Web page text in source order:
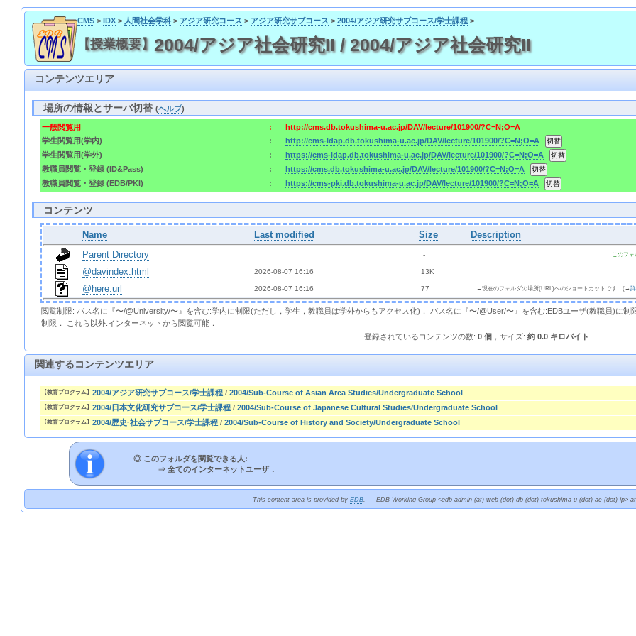
CMS> IDX> 人間社会学科> アジア研究コース > アジア研究サブコース > 2004/アジア研究サブコース/学士課程>
【授業概要】 2004/アジア社会研究II / 2004/アジア社会研究II
コンテンツエリア
場所の情報とサーバ切替(ヘルプ)
一般閲覧用 :
http://cms.db.tokushima-u.ac.jp/DAV/lecture/101900/?C=N;O=A
学生閲覧用(学内)
:
http://cms-ldap.db.tokushima-u.ac.jp/DAV/lecture/101900/?C=N;O=A
学生閲覧用(学外)
:
https://cms-ldap.db.tokushima-u.ac.jp/DAV/lecture/101900/?C=N;O=A
教職員閲覧・登録 (ID&Pass)
:
https://cms.db.tokushima-u.ac.jp/DAV/lecture/101900/?C=N;O=A
教職員閲覧・登録 (EDB/PKI)
: https://cms-pki.db.tokushima-u.ac.jp/DAV/lecture/101900/?C=N;O=A
コンテンツ
Name Last modified Size
Description
Parent Directory
  -
このフ
@davindex.html 2026-08-07 16:16 13K
@here.url 2026-08-07 16:16 77 ←現在のフォルダの場所(URL)へのショートカットです．(→
閲覧制限: パス名に『〜/@University/〜』を含む:学内に制限(ただし，学生，教職員は学外からもアクセス化)． パス名に『〜/@User/〜』を含む:EDBユーザ(教職員)に
制限． これら以外:インターネットから閲覧可能．
登録されているコンテンツの数:0 個 ，サイズ:約 0.0 キロバイト
関連するコンテンツエリア
【教育プログラム】2004/アジア研究サブコース/学士課程 /2004/Sub-Course of Asian Area Studies/Undergraduate School
【教育プログラム】2004/日本文化研究サブコース/学士課程 /2004/Sub-Course of Japanese Cultural Studies/Undergraduate School
【教育プログラム】2004/歴史·社会サブコース/学士課程 /2004/Sub-Course of History and Society/Undergraduate School
◎ このフォルダを閲覧できる人:
⇒全てのインターネットユーザ．
This content area is provided byEDB. --- EDB Working Group <edb-admin (at) web (dot) db (dot) tokushima-u (dot) ac (dot) jp>